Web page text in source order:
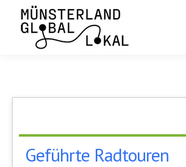
Geführte Radtouren